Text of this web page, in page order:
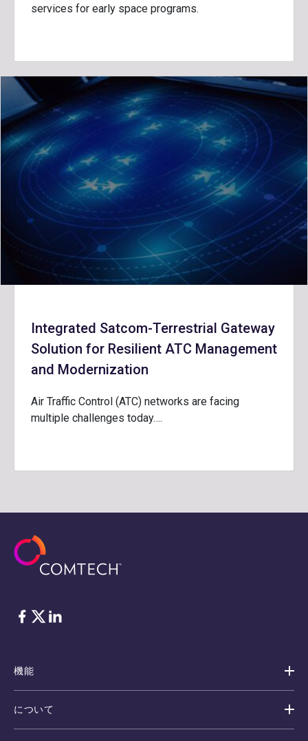
services for early space programs.
Integrated Satcom-Terrestrial Gateway
Solution for Resilient ATC Management
and Modernization
Air Traffic Control (ATC) networks are facing
multiple challenges today….
フェイスブック Twitter
リンクトイン
機能
について